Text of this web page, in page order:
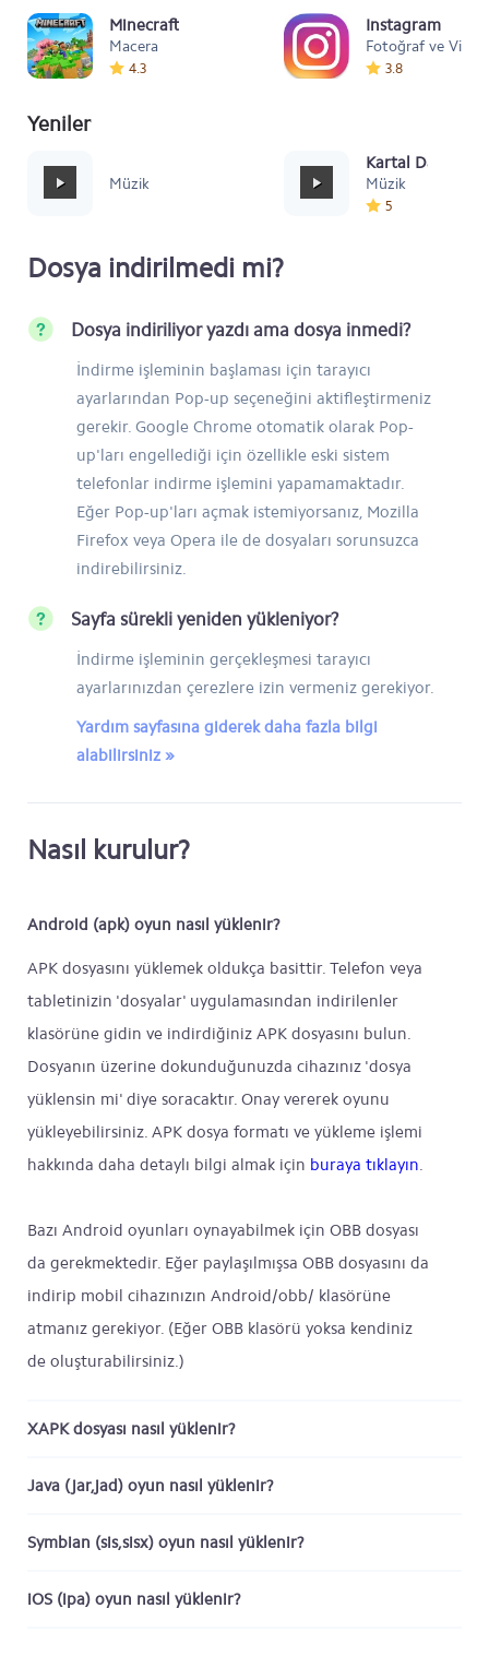
Minecraft
Macera
4.3
Instagram
Fotoğraf ve Video
3.8
Yeniler
Müzik
Kartal Dansı
Müzik
5
Dosya indirilmedi mi?
Dosya indiriliyor yazdı ama dosya inmedi?
İndirme işleminin başlaması için tarayıcı
ayarlarından Pop-up seçeneğini aktifleştirmeniz
gerekir. Google Chrome otomatik olarak Pop-
up'ları engellediği için özellikle eski sistem
telefonlar indirme işlemini yapamamaktadır.
Eğer Pop-up'ları açmak istemiyorsanız, Mozilla
Firefox veya Opera ile de dosyaları sorunsuzca
indirebilirsiniz.
Sayfa sürekli yeniden yükleniyor?
İndirme işleminin gerçekleşmesi tarayıcı
ayarlarınızdan çerezlere izin vermeniz gerekiyor.
Yardım sayfasına giderek daha fazla bilgi
alabilirsiniz »
Nasıl kurulur?
Android (apk) oyun nasıl yüklenir?
APK dosyasını yüklemek oldukça basittir. Telefon veya
tabletinizin 'dosyalar' uygulamasından indirilenler
klasörüne gidin ve indirdiğiniz APK dosyasını bulun.
Dosyanın üzerine dokunduğunuzda cihazınız 'dosya
yüklensin mi' diye soracaktır. Onay vererek oyunu
yükleyebilirsiniz. APK dosya formatı ve yükleme işlemi
hakkında daha detaylı bilgi almak için buraya tıklayın.
Bazı Android oyunları oynayabilmek için OBB dosyası
da gerekmektedir. Eğer paylaşılmışsa OBB dosyasını da
indirip mobil cihazınızın Android/obb/ klasörüne
atmanız gerekiyor. (Eğer OBB klasörü yoksa kendiniz
de oluşturabilirsiniz.)
XAPK dosyası nasıl yüklenir?
Java (jar,jad) oyun nasıl yüklenir?
Symbian (sis,sisx) oyun nasıl yüklenir?
iOS (ipa) oyun nasıl yüklenir?